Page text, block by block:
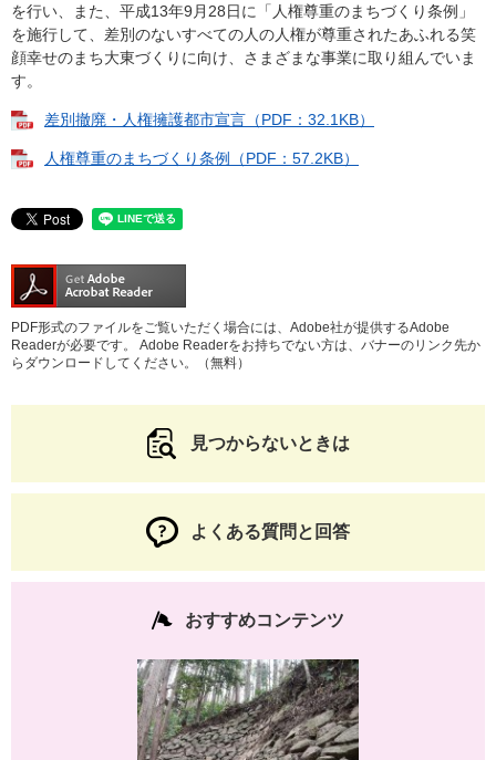
を行い、また、平成13年9月28日に「人権尊重のまちづくり条例」
を施行して、差別のないすべての人の人権が尊重されたあふれる笑
顔幸せのまち大東づくりに向け、さまざまな事業に取り組んでいま
す。
差別撤廃・人権擁護都市宣言（PDF：32.1KB）
人権尊重のまちづくり条例（PDF：57.2KB）
PDF形式のファイルをご覧いただく場合には、Adobe社が提供するAdobe
Readerが必要です。
Adobe Readerをお持ちでない方は、バナーのリンク先か
らダウンロードしてください。（無料）
見つからないときは
よくある質問と回答
おすすめコンテンツ